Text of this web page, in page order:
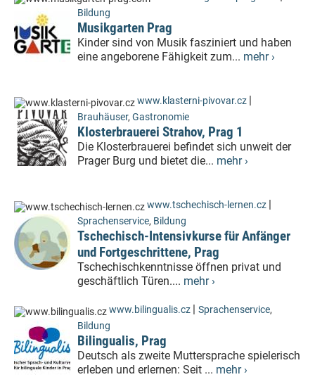
Bildung
Musikgarten Prag
Kinder sind von Musik fasziniert und haben
eine angeborene Fähigkeit zum... mehr ›
www.klasterni-pivovar.cz |
Brauhäuser, Gastronomie
Klosterbrauerei Strahov, Prag 1
Die Klosterbrauerei befindet sich unweit der
Prager Burg und bietet die... mehr ›
www.tschechisch-lernen.cz |
Sprachenservice, Bildung
Tschechisch-Intensivkurse für Anfänger
und Fortgeschrittene, Prag
Tschechischkenntnisse öffnen privat und
geschäftlich Türen.... mehr ›
www.bilingualis.cz | Sprachenservice,
Bildung
Bilingualis, Prag
Deutsch als zweite Muttersprache spielerisch
erleben und erlernen: Seit ... mehr ›